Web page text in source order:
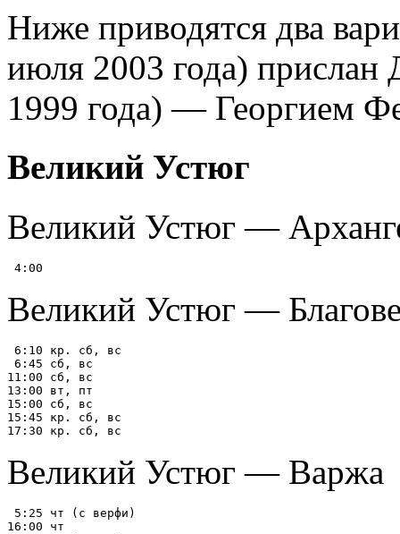
Ниже приводятся два
июля 2003 года)
1999 года) — Георгием
Великий Устюг
Великий Устюг —
Великий Устюг —
6:10 кр. сб, вс
6:45 сб, вс
11:00 сб, вс
13:00 вт, пт
15:00 сб, вс
15:45 кр. сб, вс
Великий Устюг — Варжа
5:25 чт (с верфи)
16:00 чт